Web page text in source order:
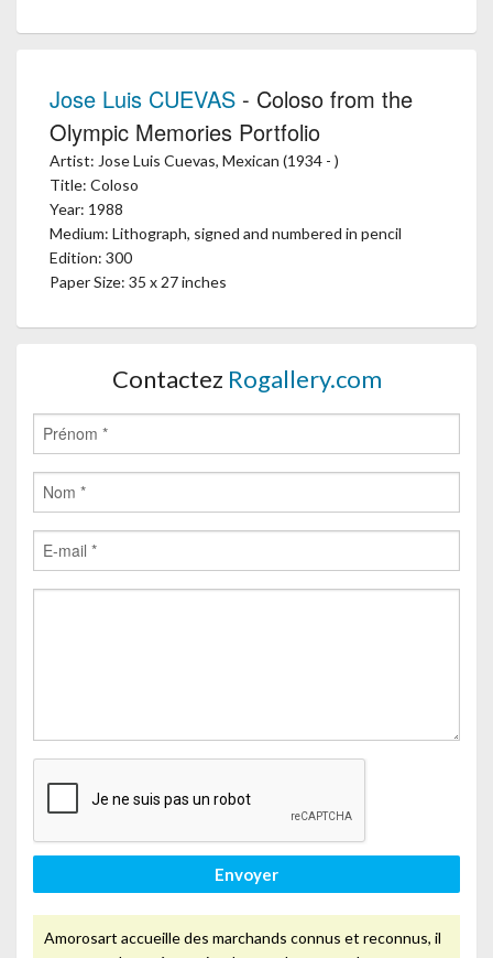
Jose Luis CUEVAS - Coloso from the
Olympic Memories Portfolio
Artist: Jose Luis Cuevas, Mexican (1934 - )
Title: Coloso
Year: 1988
Medium: Lithograph, signed and numbered in pencil
Edition: 300
Paper Size: 35 x 27 inches
Contactez Rogallery.com
Envoyer
Amorosart accueille des marchands connus et reconnus, il